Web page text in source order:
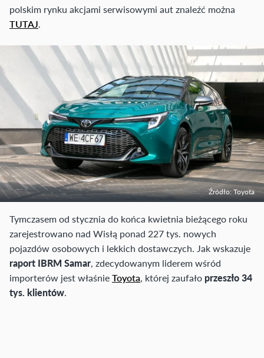
polskim rynku akcjami serwisowymi aut znaleźć można
TUTAJ.
Źródło: Toyota
Tymczasem od stycznia do końca kwietnia bieżącego roku
zarejestrowano nad Wisłą ponad 227 tys. nowych
pojazdów osobowych i lekkich dostawczych. Jak wskazuje
raport IBRM Samar, zdecydowanym liderem wśród
importerów jest właśnieToyota, której zaufało przeszło 34
tys. klientów.